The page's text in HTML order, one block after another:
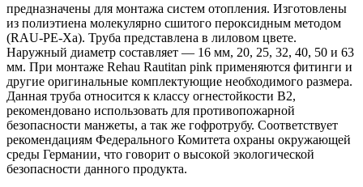
предназначены для монтажа систем отопления. Изготовлены
из полиэтиена молекулярно сшитого пероксидным методом
(RAU-PE-Xa). Труба представлена в лиловом цвете.
Наружный диаметр составляет — 16 мм, 20, 25, 32, 40, 50 и 63
мм. При монтаже Rehau Rautitan pink применяются фитинги и
другие оригинальные комплектующие необходимого размера.
Данная труба относится к классу огнестойкости B2,
рекомендовано использовать для противопожарной
безопасности манжеты, а так же гофротрубу. Cоответствует
рекомендациям Федерального Комитета охраны окружающей
среды Германии, что говорит о высокой экологической
безопасности данного продукта.